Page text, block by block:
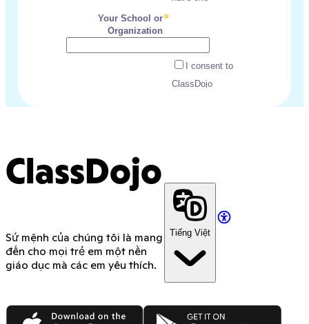
ClassDojo
Sứ mệnh của chúng tôi là mang
đến cho mọi trẻ em một nền
giáo dục mà các em yêu thích.
Tiếng Việt
App Store Google Play